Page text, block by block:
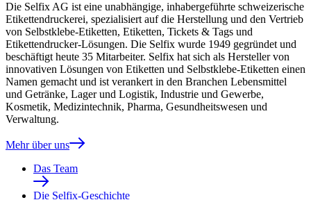
Die Selfix AG ist eine unabhängige, inhabergeführte schweizerische
Etikettendruckerei, spezialisiert auf die Herstellung und den Vertrieb
von Selbstklebe-Etiketten, Etiketten, Tickets & Tags und
Etikettendrucker-Lösungen. Die Selfix wurde 1949 gegründet und
beschäftigt heute 35 Mitarbeiter. Selfix hat sich als Hersteller von
innovativen Lösungen von Etiketten und Selbstklebe-Etiketten einen
Namen gemacht und ist verankert in den Branchen Lebensmittel
und Getränke, Lager und Logistik, Industrie und Gewerbe,
Kosmetik, Medizintechnik, Pharma, Gesundheitswesen und
Verwaltung.
Mehr über uns
Das Team
Die Selfix-Geschichte